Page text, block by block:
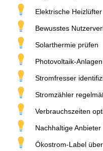
Elektrische
Bewusstes
Solarthermie prüfen
Photovoltaik-
Stromfresser
Stromzähler
Verbrauchszeiten
Nachhaltige
Ökostrom-Label